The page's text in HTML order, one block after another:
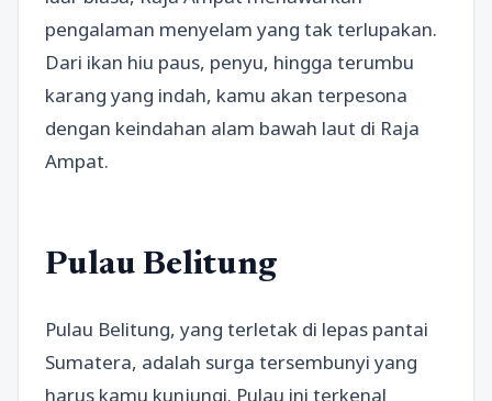
pengalaman menyelam yang tak terlupakan.
Dari ikan hiu paus, penyu, hingga terumbu
karang yang indah, kamu akan terpesona
dengan keindahan alam bawah laut di Raja
Ampat.
Pulau Belitung
Pulau Belitung, yang terletak di lepas pantai
Sumatera, adalah surga tersembunyi yang
harus kamu kunjungi. Pulau ini terkenal